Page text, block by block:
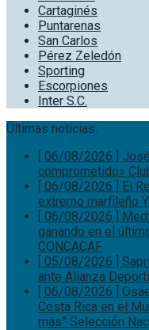
Cartaginés
Puntarenas
San Carlos
Pérez Zeledón
Sporting
Escorpiones
Inter S.C.
Últimas noticias:
[ 06/08/2026 ]
comprometido»
[ 06/08/2026 ] El
extremo marfileño
[ 06/08/2026 ]
ganando en el
CONCACAF
[ 05/08/2026 ]
ante Alianza
[ 06/08/2026 ]
Costa Rica en el
más” Selección